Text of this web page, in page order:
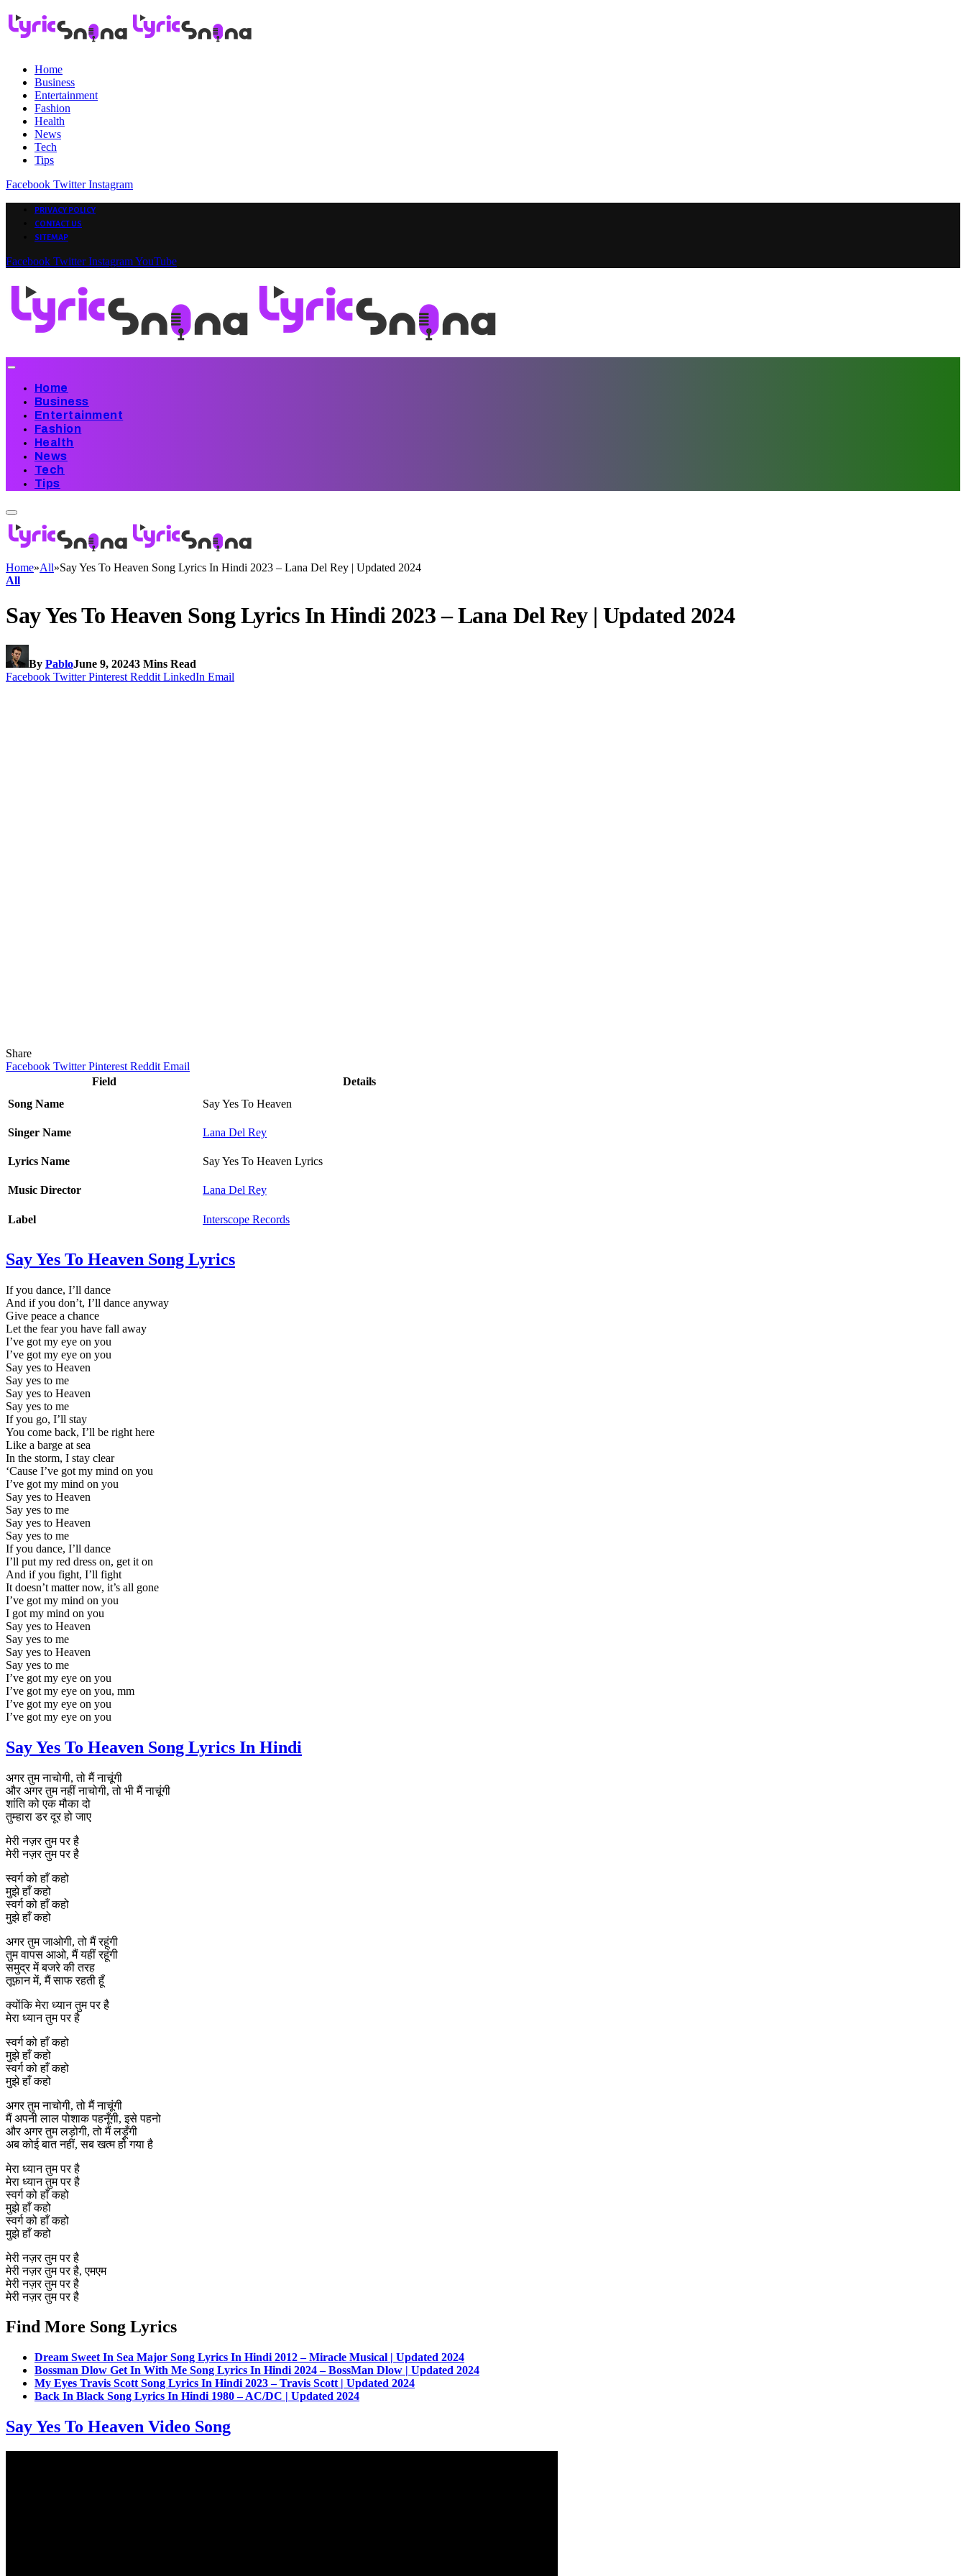
Home
Business
Entertainment
Fashion
Health
News
Tech
Tips
Facebook Twitter Instagram
PRIVACY POLICY
CONTACT US
SITEMAP
Facebook Twitter InstagramYouTube
Home
Business
Entertainment
Fashion
Health
News
Tech
Tips
Home»All»Say Yes To Heaven Song Lyrics In Hindi 2023 – Lana Del Rey | Updated 2024
All
Say Yes To Heaven Song Lyrics In Hindi 2023 – Lana Del Rey | Updated 2024
By PabloJune 9, 20243 Mins Read
Facebook Twitter Pinterest Reddit LinkedIn Email
Share
Facebook Twitter Pinterest Reddit Email
Field
Details
Song Name
Say Yes To Heaven
Singer Name Lana Del Rey
Lyrics Name Say Yes To Heaven Lyrics
Music Director Lana Del Rey
Label Interscope Records
Say Yes To Heaven Song Lyrics
If you dance, I’ll dance
And if you don’t, I’ll dance anyway
Give peace a chance
Let the fear you have fall away
I’ve got my eye on you
I’ve got my eye on you
Say yes to Heaven
Say yes to me
Say yes to Heaven
Say yes to me
If you go, I’ll stay
You come back, I’ll be right here
Like a barge at sea
In the storm, I stay clear
‘Cause I’ve got my mind on you
I’ve got my mind on you
Say yes to Heaven
Say yes to me
Say yes to Heaven
Say yes to me
If you dance, I’ll dance
I’ll put my red dress on, get it on
And if you fight, I’ll fight
It doesn’t matter now, it’s all gone
I’ve got my mind on you
I got my mind on you
Say yes to Heaven
Say yes to me
Say yes to Heaven
Say yes to me
I’ve got my eye on you
I’ve got my eye on you, mm
I’ve got my eye on you
I’ve got my eye on you
Say Yes To Heaven Song Lyrics In Hindi
अगर तुम नाचोगी, तो मैं नाचूंगी
और अगर तुम नहीं नाचोगी, तो भी मैं नाचूंगी
शांति को एक मौका दो
तुम्हारा डर दूर हो जाए
मेरी नज़र तुम पर है
मेरी नज़र तुम पर है
स्वर्ग को हाँ कहो
मुझे हाँ कहो
स्वर्ग को हाँ कहो
मुझे हाँ कहो
अगर तुम जाओगी, तो मैं रहूंगी
तुम वापस आओ, मैं यहीं रहूंगी
समुद्र में बजरे की तरह
तूफ़ान में, मैं साफ रहती हूँ
क्योंकि मेरा ध्यान तुम पर है
मेरा ध्यान तुम पर है
स्वर्ग को हाँ कहो
मुझे हाँ कहो
स्वर्ग को हाँ कहो
मुझे हाँ कहो
अगर तुम नाचोगी, तो मैं नाचूंगी
मैं अपनी लाल पोशाक पहनूँगी, इसे पहनो
और अगर तुम लड़ोगी, तो मैं लड़ूँगी
अब कोई बात नहीं, सब खत्म हो गया है
मेरा ध्यान तुम पर है
मेरा ध्यान तुम पर है
स्वर्ग को हाँ कहो
मुझे हाँ कहो
स्वर्ग को हाँ कहो
मुझे हाँ कहो
मेरी नज़र तुम पर है
मेरी नज़र तुम पर है, एमएम
मेरी नज़र तुम पर है
मेरी नज़र तुम पर है
Find More Song Lyrics
Dream Sweet In Sea Major Song Lyrics In Hindi 2012 – Miracle Musical | Updated 2024
Bossman Dlow Get In With Me Song Lyrics In Hindi 2024 – BossMan Dlow | Updated 2024
My Eyes Travis Scott Song Lyrics In Hindi 2023 – Travis Scott | Updated 2024
Back In Black Song Lyrics In Hindi 1980 – AC/DC | Updated 2024
Say Yes To Heaven Video Song